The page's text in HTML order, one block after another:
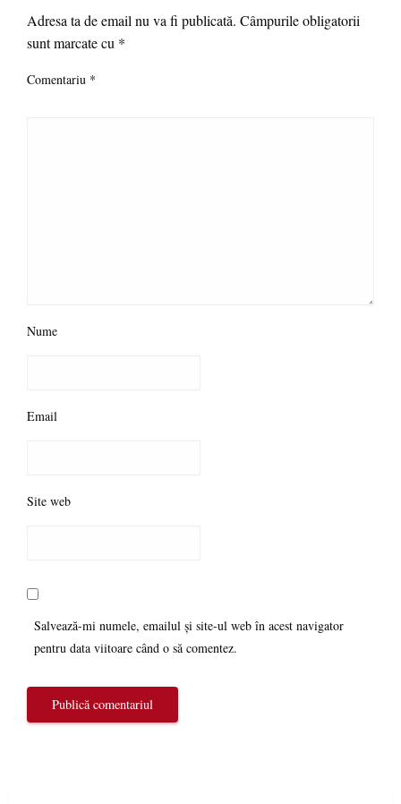
Adresa ta de email nu va fi publicată. Câmpurile obligatorii
sunt marcate cu *
Comentariu *
Nume
Email
Site web
Salvează-mi numele, emailul și site-ul web în acest navigator
pentru data viitoare când o să comentez.